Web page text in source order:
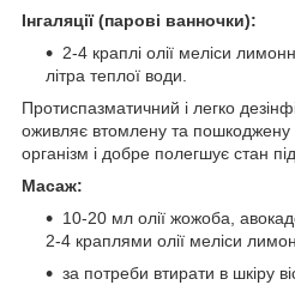
Інгаляції (парові ванночки):
2-4 краплі олії меліси
літра теплої води.
Протиспазматичний і легко
оживляє втомлену та пошкоджену
організм і добре полегшує стан
Масаж:
10-20 мл олії жожоба,
2-4 краплями олії меліси
за потреби втирати в шкіру